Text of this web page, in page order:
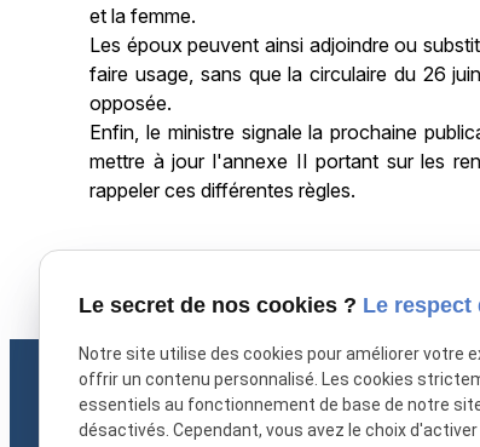
et la femme.
Les époux peuvent ainsi adjoindre ou
faire usage, sans que la circulaire du 26
opposée.
Enfin, le ministre signale la prochaine
mettre à jour l'annexe II portant sur les
rappeler ces différentes règles.
Le secret de nos cookies ? Le respect
Notre site utilise des cookies pour améliorer votre
offrir un contenu personnalisé. Les cookies
essentiels au fonctionnement de base de notre
désactivés. Cependant, vous avez le choix